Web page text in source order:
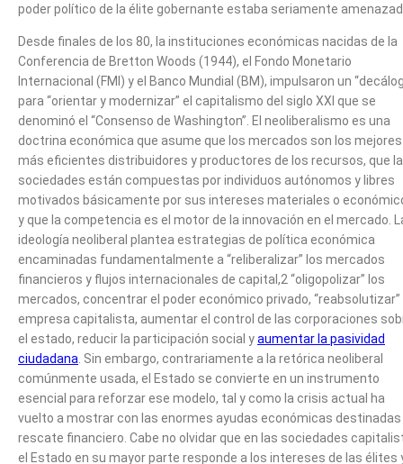
poder político de la élite gobernante estaba seriamente
Desde finales de los 80, la instituciones económicas nacidas de la
Conferencia de Bretton Woods (1944), el Fondo Monetario
Internacional (FMI) y el Banco Mundial (BM), impulsaron un
para “orientar y modernizar” el capitalismo del siglo XXI que se
denominó el “Consenso de Washington”. El neoliberalismo es una
doctrina económica que asume que los mercados son los
más eficientes distribuidores y productores de los recursos, que
sociedades están compuestas por individuos autónomos y libres
motivados básicamente por sus intereses materiales o
y que la competencia es el motor de la innovación en el mercado.
ideología neoliberal plantea estrategias de política económica
encaminadas fundamentalmente a “reliberalizar” los mercados
financieros y flujos internacionales de capital,2 “oligopolizar” los
mercados, concentrar el poder económico privado, “reabsolutizar”
empresa capitalista, aumentar el control de las corporaciones
el estado, reducir la participación social yaumentar la pasividad
ciudadana . Sin embargo, contrariamente a la retórica neoliberal
comúnmente usada, el Estado se convierte en un instrumento
esencial para reforzar ese modelo, tal y como la crisis actual ha
vuelto a mostrar con las enormes ayudas económicas destinadas
rescate financiero. Cabe no olvidar que en las sociedades
el Estado en su mayor parte responde a los intereses de las élites